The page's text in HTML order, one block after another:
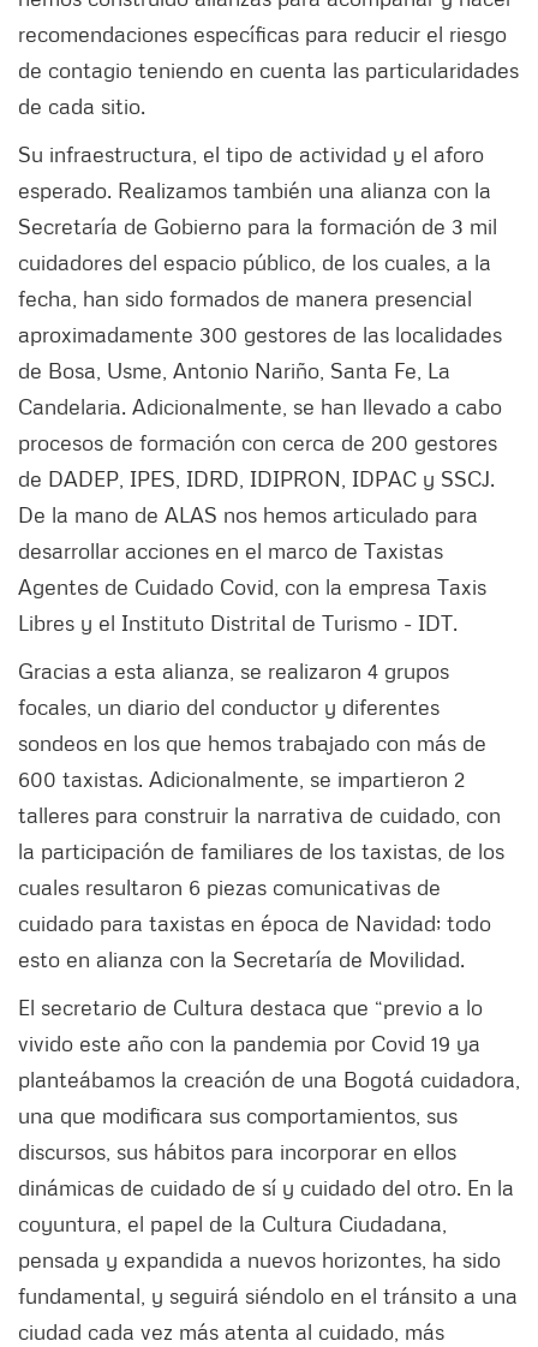
recomendaciones específicas para reducir el riesgo
de contagio teniendo en cuenta las particularidades
de cada sitio.
Su infraestructura, el tipo de actividad y el aforo
esperado. Realizamos también una alianza con la
Secretaría de Gobierno para la formación de 3 mil
cuidadores del espacio público, de los cuales, a la
fecha, han sido formados de manera presencial
aproximadamente 300 gestores de las localidades
de Bosa, Usme, Antonio Nariño, Santa Fe, La
Candelaria. Adicionalmente, se han llevado a cabo
procesos de formación con cerca de 200 gestores
de DADEP, IPES, IDRD, IDIPRON, IDPAC y SSCJ.
De la mano de ALAS nos hemos articulado para
desarrollar acciones en el marco de Taxistas
Agentes de Cuidado Covid, con la empresa Taxis
Libres y el Instituto Distrital de Turismo - IDT.
Gracias a esta alianza, se realizaron 4 grupos
focales, un diario del conductor y diferentes
sondeos en los que hemos trabajado con más de
600 taxistas. Adicionalmente, se impartieron 2
talleres para construir la narrativa de cuidado, con
la participación de familiares de los taxistas, de los
cuales resultaron 6 piezas comunicativas de
cuidado para taxistas en época de Navidad; todo
esto en alianza con la Secretaría de Movilidad.
El secretario de Cultura destaca que “previo a lo
vivido este año con la pandemia por Covid 19 ya
planteábamos la creación de una Bogotá cuidadora,
una que modificara sus comportamientos, sus
discursos, sus hábitos para incorporar en ellos
dinámicas de cuidado de sí y cuidado del otro. En la
coyuntura, el papel de la Cultura Ciudadana,
pensada y expandida a nuevos horizontes, ha sido
fundamental, y seguirá siéndolo en el tránsito a una
ciudad cada vez más atenta al cuidado, más